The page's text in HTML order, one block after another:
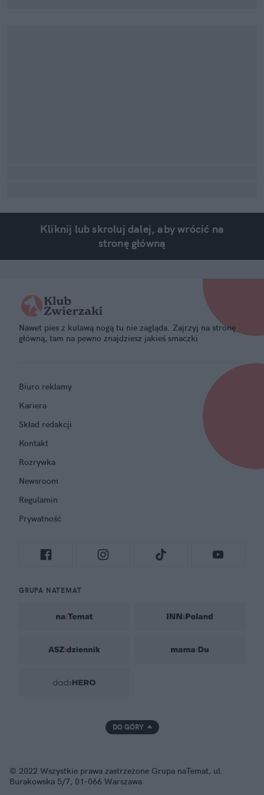
Kliknij lub skroluj dalej, aby wrócić na
stronę główną
Nawet pies z kulawą nogą tu nie zagląda. Zajrzyj na stronę
główną, tam na pewno znajdziesz jakieś smaczki
Biuro reklamy
Kariera
Skład redakcji
Kontakt
Rozrywka
Newsroom
Regulamin
Prywatność
GRUPA NATEMAT
DO GÓRY
© 2022 Wszystkie prawa zastrzeżone Grupa naTemat, ul.
Burakowska 5/7, 01-066 Warszawa